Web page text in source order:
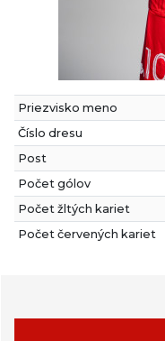
Priezvisko meno
Číslo dresu
Post
Počet gólov
Počet žltých kariet
Počet červených kariet